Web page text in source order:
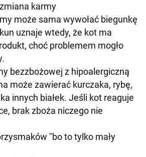
karmy
może sama wywołać biegunkę
uznaje wtedy, że kot ma
choć problemem mogło
bezzbożowej z hipoalergiczną
może zawierać kurczaka, rybę,
innych białek. Jeśli kot reaguje
brak zboża niczego nie
"bo to tylko mały